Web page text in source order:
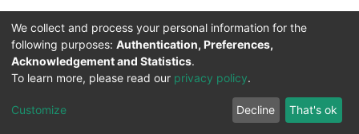
Service for the Blind and Visually Impaired
ITMC
Cookie
Privacy
policy
Feedback
We collect and process your personal information for the
following purposes: Authentication, Preferences,
Acknowledgement and Statistics.
To learn more, please read our privacy policy.
Customize Decline That's ok